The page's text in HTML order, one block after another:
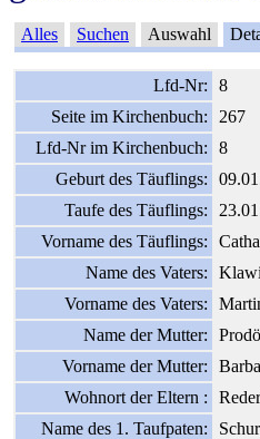
Alles Suchen Auswahl
Lfd-Nr:
8
Seite im Kirchenbuch:
267
Lfd-Nr im Kirchenbuch:
8
Geburt des Täuflings:
Taufe des Täuflings:
Vorname des Täuflings:
Name des Vaters:
Vorname des Vaters:
Name der Mutter:
Vorname der Mutter:
Wohnort der Eltern :
Name des 1. Taufpaten:
Schur